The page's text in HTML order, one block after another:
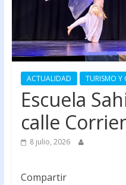
ACTUALIDAD TURISMO Y
Escuela
calle
8 julio, 2026
Compartir